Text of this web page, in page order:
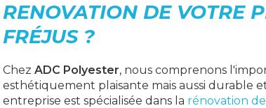
RENOVATION DE VOTRE
FRÉJUS ?
Chez ADC Polyester, nous comprenons
esthétiquement plaisante mais aussi durable
entreprise est spécialisée dans la rénovation